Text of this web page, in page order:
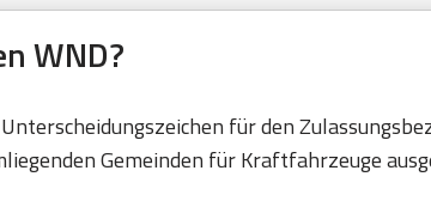
WND?
für den
Gemeinden für Kraftfahrzeuge